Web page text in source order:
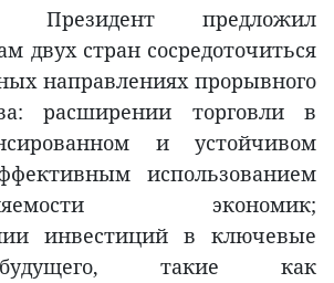
Президент предложил
двух стран сосредоточиться
направлениях прорывного
расширении торговли в
и устойчивом
использованием
экономик;
инвестиций в ключевые
такие как